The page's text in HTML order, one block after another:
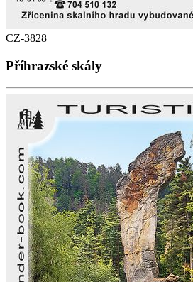
CZ-3828
Příhrazské skály